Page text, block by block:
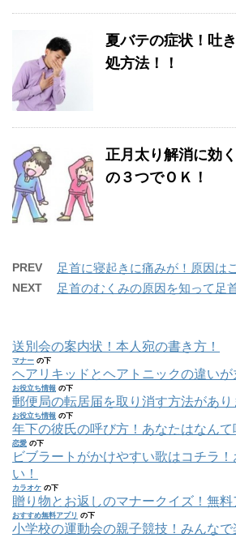
夏バテの症状！吐
処方法！！
正月太り解消に効
の３つでＯＫ！
PREV 足首に寝起きに痛みが！原因は
NEXT 足首のむくみの原因を知って足
送別会の案内状！本人宛の書き方！
マナー の下
ヘアリキッドとヘアトニックの違いが
お役立ち情報 の下
郵便局の転居届を取り消す方法があり
お役立ち情報 の下
年下の彼氏の呼び方！あなたはなんて
恋愛 の下
ビブラートがかけやすい歌はコチラ
い！
カラオケ の下
贈り物とお返しのマナークイズ！無料
おすすめ無料アプリ の下
小学校の運動会の親子競技！みんなで